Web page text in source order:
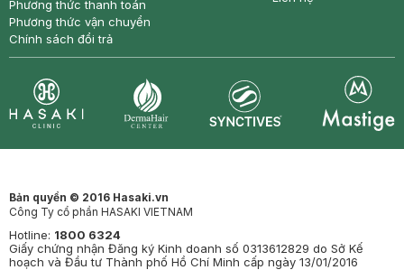
Phương thức thanh toán
Phương thức vận chuyển
Chính sách đổi trả
Bản quyền © 2016 Hasaki.vn
Công Ty cổ phần HASAKI VIETNAM
Hotline: 1800 6324
Giấy chứng nhận Đăng ký Kinh doanh số 0313612829 do Sở Kế
hoạch và Đầu tư Thành phố Hồ Chí Minh cấp ngày 13/01/2016